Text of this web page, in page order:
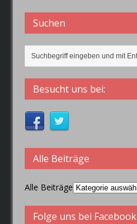
Suchen
Besucht uns bei:
Alle Beiträge
Alle Beiträge
Folge uns bei Facebook